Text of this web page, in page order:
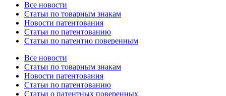
Все новости
Статьи по товарным знакам
Новости патентования
Статьи по патентованию
Статьи по патентно поверенным
Все новости
Статьи по товарным знакам
Новости патентования
Статьи по патентованию
Статьи о патентных поверенных